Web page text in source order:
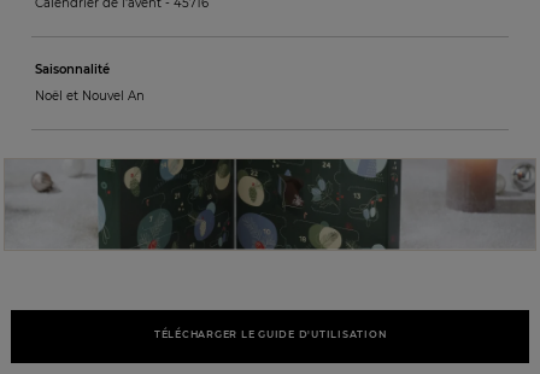
Saisonnalité
Noël et Nouvel An
TÉLÉCHARGER LE GUIDE D'UTILISATION